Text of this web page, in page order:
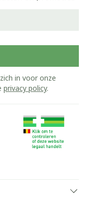
in voor onze
privacy policy.